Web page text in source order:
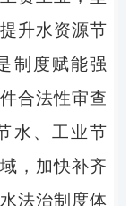
升水资源节
制度赋能强
合法性审查
水、工业节
，加快补齐
法治制度体